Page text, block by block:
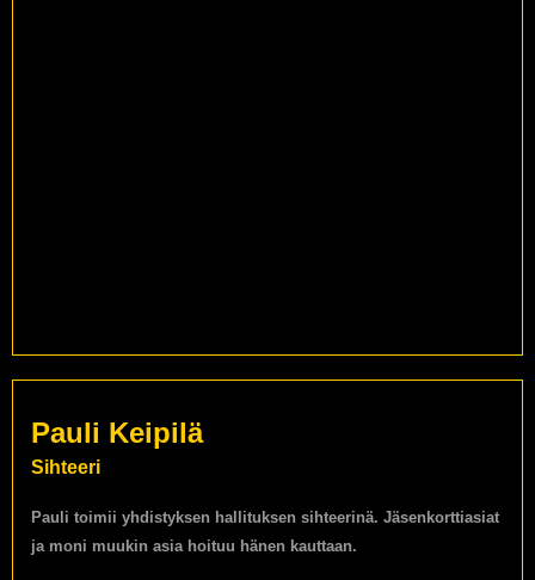
Pauli Keipilä
Sihteeri
Pauli toimii yhdistyksen hallituksen sihteerinä. Jäsenkorttiasiat
ja moni muukin asia hoituu hänen kauttaan.